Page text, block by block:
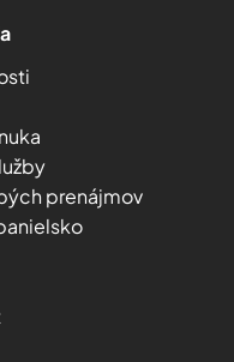
prenájmov